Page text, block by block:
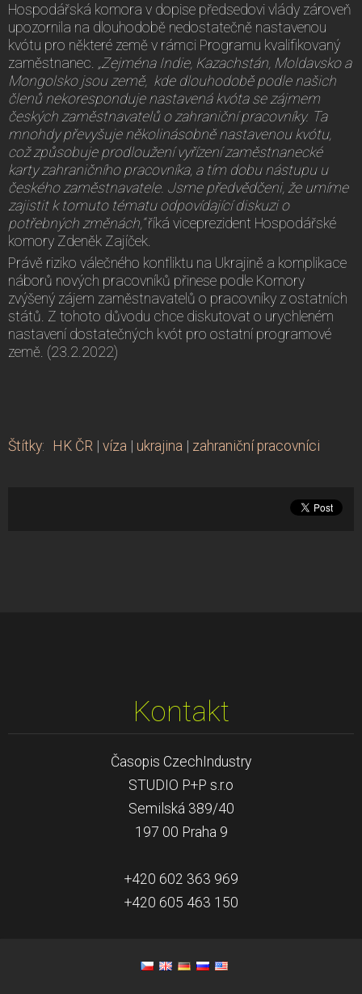
Hospodářská komora v dopise předsedovi vlády zároveň
upozornila na dlouhodobě nedostatečně nastavenou
kvótu pro některé země v rámci Programu kvalifikovaný
zaměstnanec. „Zejména Indie, Kazachstán, Moldavsko a
Mongolsko jsou země, kde dlouhodobě podle našich
členů nekoresponduje nastavená kvóta se zájmem
českých zaměstnavatelů o zahraniční pracovníky. Ta
mnohdy převyšuje několinásobně nastavenou kvótu,
což způsobuje prodloužení vyřízení zaměstnanecké
karty zahraničního pracovníka, a tím dobu nástupu u
českého zaměstnavatele. Jsme předvědčeni, že umíme
zajistit k tomuto tématu odpovídající diskuzi o
potřebných změnách,“říká viceprezident Hospodářské
komory Zdeněk Zajíček.
Právě riziko válečného konfliktu na Ukrajině a komplikace
náborů nových pracovníků přinese podle Komory
zvýšený zájem zaměstnavatelů o pracovníky z ostatních
států. Z tohoto důvodu chce diskutovat o urychleném
nastavení dostatečných kvót pro ostatní programové
země. (23.2.2022)
Štítky: HK ČR | víza | ukrajina | zahraniční pracovníci
Kontakt
Časopis CzechIndustry
STUDIO P+P s.r.o
Semilská 389/40
197 00 Praha 9
+420 602 363 969
+420 605 463 150